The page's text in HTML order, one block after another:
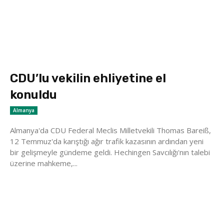
CDU’lu vekilin ehliyetine el
konuldu
Almanya
Almanya'da CDU Federal Meclis Milletvekili Thomas Bareiß,
12 Temmuz'da karıştığı ağır trafik kazasının ardından yeni
bir gelişmeyle gündeme geldi. Hechingen Savcılığı'nın talebi
üzerine mahkeme,...